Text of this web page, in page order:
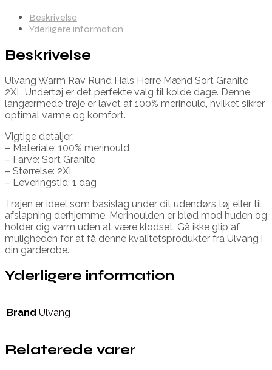
Beskrivelse
Yderligere information
Beskrivelse
Ulvang Warm Rav Rund Hals Herre Mænd Sort Granite
2XL Undertøj er det perfekte valg til kolde dage. Denne
langærmede trøje er lavet af 100% merinould, hvilket sikrer
optimal varme og komfort.
Vigtige detaljer:
– Materiale: 100% merinould
– Farve: Sort Granite
– Størrelse: 2XL
– Leveringstid: 1 dag
Trøjen er ideel som basislag under dit udendørs tøj eller til
afslapning derhjemme. Merinoulden er blød mod huden og
holder dig varm uden at være klodset. Gå ikke glip af
muligheden for at få denne kvalitetsprodukter fra Ulvang i
din garderobe.
Yderligere information
Brand Ulvang
Relaterede varer